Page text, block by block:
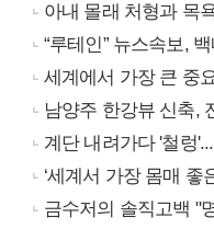
아내 몰래 처형과 목
“루테인” 뉴스속보,
세계에서 가장 큰 중
남양주 한강뷰 신축,
계단 내려가다 '철렁
‘세계서 가장 몸매 좋
금수저의 솔직고백 "